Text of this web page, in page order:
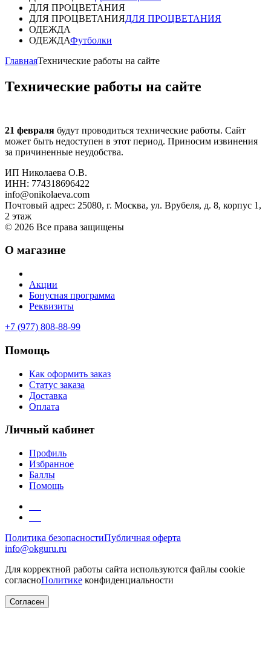
ДЛЯ ПРОЦВЕТАНИЯ
ДЛЯ ПРОЦВЕТАНИЯДЛЯ ПРОЦВЕТАНИЯ
ОДЕЖДА
ОДЕЖДАФутболки
ГлавнаяТехнические работы на сайте
Технические работы на сайте
21 февраля будут проводиться технические работы. Сайт
может быть недоступен в этот период. Приносим извинения
за причиненные неудобства.
ИП Николаева О.В.
ИНН: 774318696422
info@onikolaeva.com
Почтовый адрес: 25080, г. Москва, ул. Врубеля, д. 8, корпус 1,
2 этаж
© 2026 Все права защищены
О магазине
Акции
Бонусная программа
Реквизиты
+7 (977) 808-88-99
Помощь
Как оформить заказ
Статус заказа
Доставка
Оплата
Личный кабинет
Профиль
Избранное
Баллы
Помощь
Политика безопасностиПубличная оферта
info@okguru.ru
Для корректной работы сайта используются файлы cookie
согласноПолитике конфиденциальности
Согласен